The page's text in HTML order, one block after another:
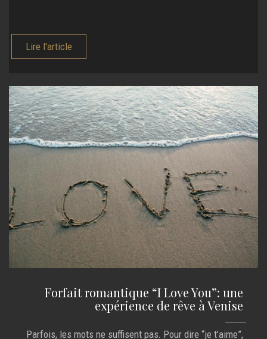
Lire l'article
Forfait romantique “I Love You”: une
expérience de rêve à Venise
Parfois, les mots ne suffisent pas. Pour dire “je t’aime”,